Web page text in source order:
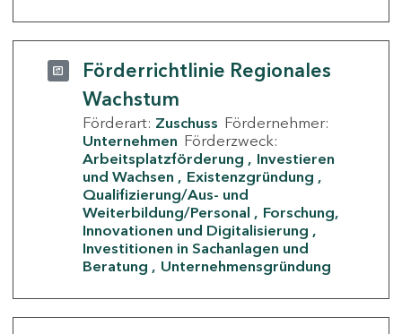
Förderrichtlinie Regionales
Wachstum
Förderart: Zuschuss Fördernehmer:
Unternehmen Förderzweck:
Arbeitsplatzförderung
Investieren
und Wachsen
Existenzgründung
Qualifizierung/Aus- und
Weiterbildung/Personal
Forschung,
Innovationen und Digitalisierung
Investitionen in Sachanlagen und
Beratung
Unternehmensgründung